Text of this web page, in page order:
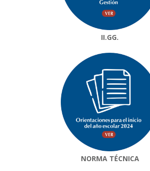
II.GG.
NORMA TÉCNICA